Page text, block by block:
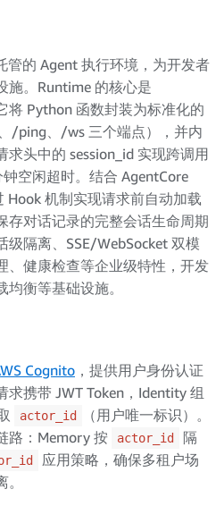
管的 Agent 执行环境，为开发者
施。Runtime 的核心是
将 Python 函数封装为标准化的
/ping、/ws 三个端点），并内
头中的 session_id 实现跨调用
空闲超时。结合 AgentCore
Hook 机制实现请求前自动加载
存对话记录的完整会话生命周期
隔离、SSE/WebSocket 双模
、健康检查等企业级特性，开发
衡等基础设施。
Cognito ，提供用户身份认证
携带 JWT Token，Identity 组
actor_id （用户唯一标识）。
路：Memory 按 actor_id
隔
应用策略，确保多租户场